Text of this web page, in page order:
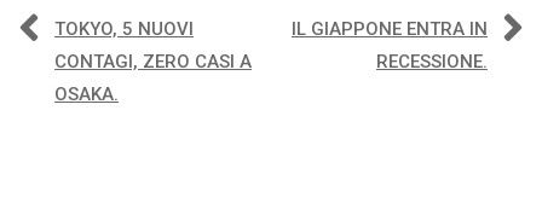
Navigazione
articoli
TOKYO, 5 NUOVI
CONTAGI, ZERO CASI A
OSAKA.
IL GIAPPONE ENTRA IN
RECESSIONE.